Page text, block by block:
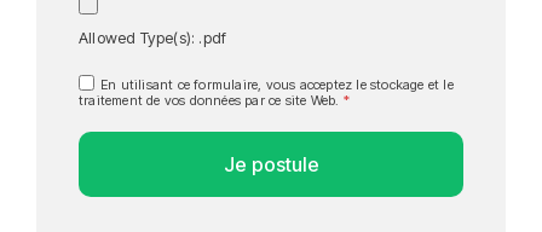
Allowed Type(s): .pdf
En utilisant ce formulaire, vous acceptez le stockage et le
traitement de vos données par ce site Web. *